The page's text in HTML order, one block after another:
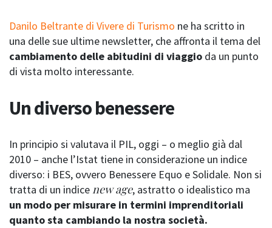
Danilo Beltrante di Vivere di Turismo ne ha scritto in
una delle sue ultime newsletter, che affronta il tema del
cambiamento delle abitudini di viaggio da un punto
di vista molto interessante.
Un diverso benessere
In principio si valutava il PIL, oggi – o meglio già dal
2010 – anche l’Istat tiene in considerazione un indice
diverso: i BES, ovvero Benessere Equo e Solidale. Non si
tratta di un indicenew age, astratto o idealistico ma
un modo per misurare in termini imprenditoriali
quanto sta cambiando la nostra società.